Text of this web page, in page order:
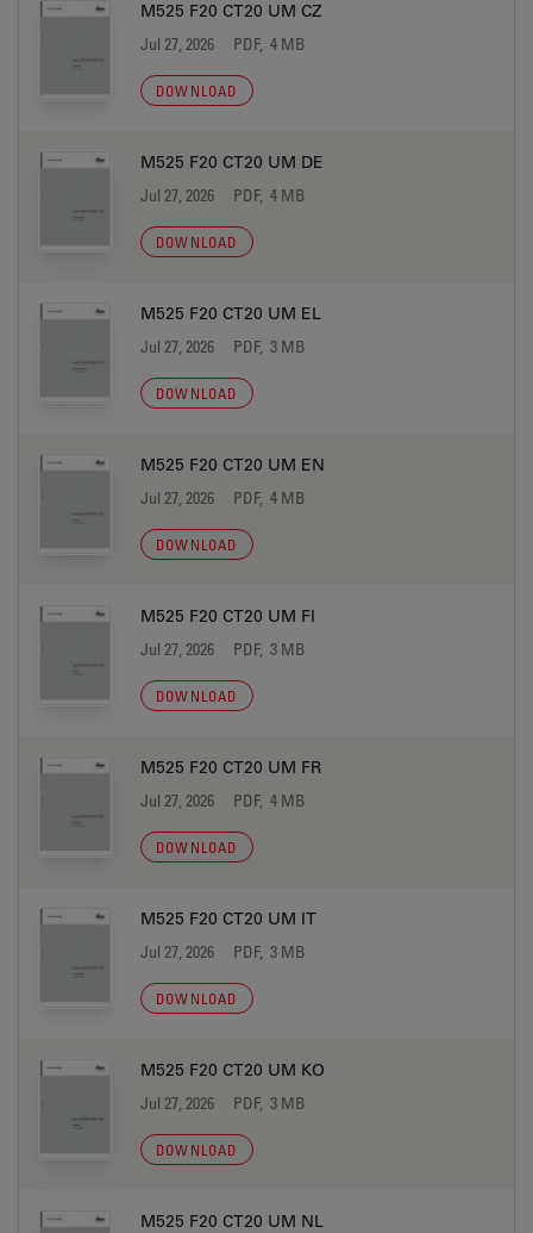
M525 F20 CT20 UM CZ
Jul 27, 2026 PDF, 4 MB
DOWNLOAD
M525 F20 CT20 UM DE
Jul 27, 2026 PDF, 4 MB
DOWNLOAD
M525 F20 CT20 UM EL
Jul 27, 2026 PDF, 3 MB
DOWNLOAD
M525 F20 CT20 UM EN
Jul 27, 2026 PDF, 4 MB
DOWNLOAD
M525 F20 CT20 UM FI
Jul 27, 2026 PDF, 3 MB
DOWNLOAD
M525 F20 CT20 UM FR
Jul 27, 2026 PDF, 4 MB
DOWNLOAD
M525 F20 CT20 UM IT
Jul 27, 2026 PDF, 3 MB
DOWNLOAD
M525 F20 CT20 UM KO
Jul 27, 2026 PDF, 3 MB
DOWNLOAD
M525 F20 CT20 UM NL